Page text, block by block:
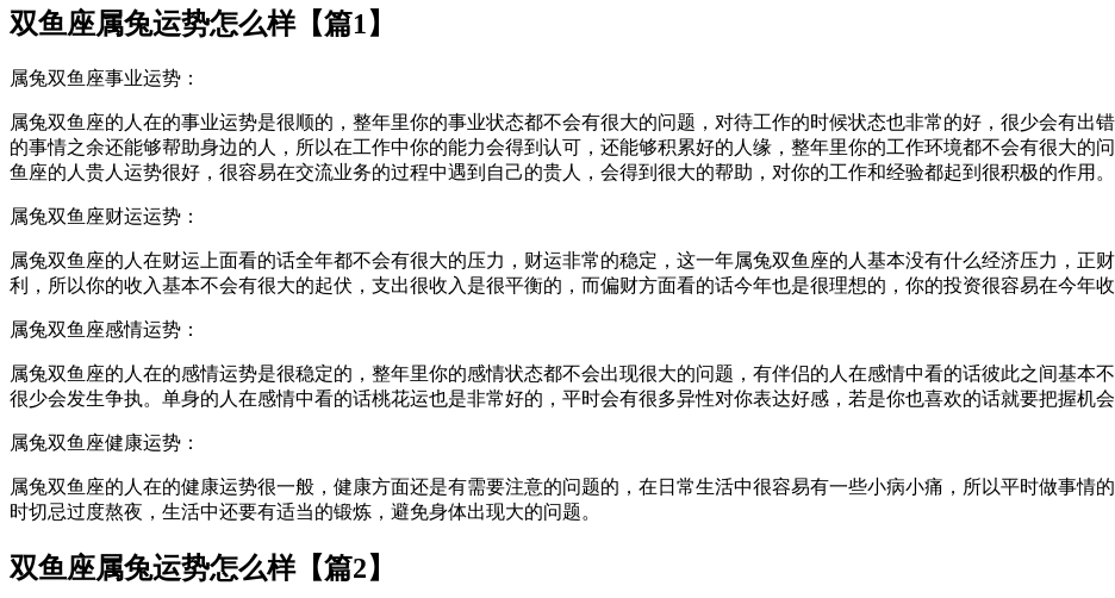
双鱼座属兔运势怎么样【篇1】
属兔双鱼座事业运势：
属兔双鱼座的人在的事业运势是很顺的，整年里你的事业状态都不会有很大的问题，对待工作的时候状态也非常的好，很少会有出
的事情之余还能够帮助身边的人，所以在工作中你的能力会得到认可，还能够积累好的人缘，整年里你的工作环境都不会有很大的
鱼座的人贵人运势很好，很容易在交流业务的过程中遇到自己的贵人，会得到很大的帮助，对你的工作和经验都起到很积极的作用。
属兔双鱼座财运运势：
属兔双鱼座的人在财运上面看的话全年都不会有很大的压力，财运非常的稳定，这一年属兔双鱼座的人基本没有什么经济压力，正
利，所以你的收入基本不会有很大的起伏，支出很收入是很平衡的，而偏财方面看的话今年也是很理想的，你的投资很容易在今年
属兔双鱼座感情运势：
属兔双鱼座的人在的感情运势是很稳定的，整年里你的感情状态都不会出现很大的问题，有伴侣的人在感情中看的话彼此之间基本
很少会发生争执。单身的人在感情中看的话桃花运也是非常好的，平时会有很多异性对你表达好感，若是你也喜欢的话就要把握机会
属兔双鱼座健康运势：
属兔双鱼座的人在的健康运势很一般，健康方面还是有需要注意的问题的，在日常生活中很容易有一些小病小痛，所以平时做事情
时切忌过度熬夜，生活中还要有适当的锻炼，避免身体出现大的问题。
双鱼座属兔运势怎么样【篇2】